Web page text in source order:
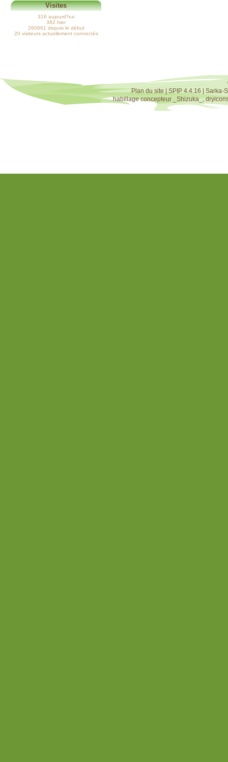
Visites
316 aujourd’hui
382 hier
260661 depuis le début
20 visiteurs actuellement connectés
Plan du site|SPIP 4.4.16
Sarka-
habillage concepteur
_Shizuka_,